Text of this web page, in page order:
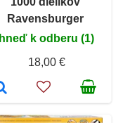
Ravensburger
Ihneď k odberu (1)
18,00 €